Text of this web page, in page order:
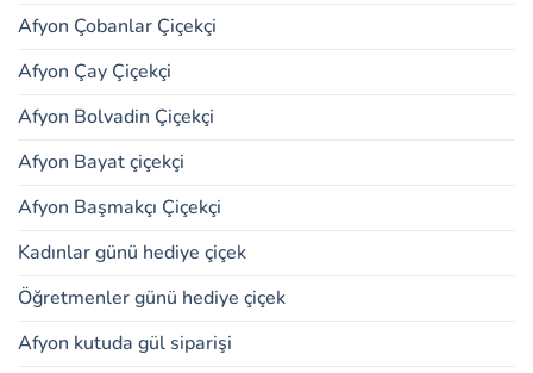
Afyon Çobanlar Çiçekçi
Afyon Çay Çiçekçi
Afyon Bolvadin Çiçekçi
Afyon Bayat çiçekçi
Afyon Başmakçı Çiçekçi
Kadınlar günü hediye çiçek
Öğretmenler günü hediye çiçek
Afyon kutuda gül siparişi